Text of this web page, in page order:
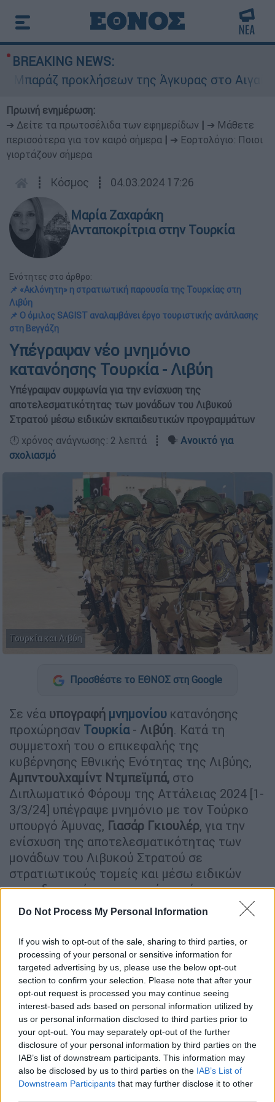
Do Not Process My Personal Information
If you wish to opt-out of the sale, sharing to third parties, or
processing of your personal or sensitive information for
targeted advertising by us, please use the below opt-out
section to confirm your selection. Please note that after your
opt-out request is processed you may continue seeing
interest-based ads based on personal information utilized by
us or personal information disclosed to third parties prior to
your opt-out. You may separately opt-out of the further
disclosure of your personal information by third parties on the
IAB’s list of downstream participants. This information may
also be disclosed by us to third parties on the IAB’s List of
Downstream Participants that may further disclose it to other
BREAKING NEWS:
προκλήσεων της Άγκυρας στο Αιγαίο:
Πρωινή ενημέρωση:
➔ Δείτε τα πρωτοσέλιδα των εφημερίδων
➔ Μάθετε
περισσότερα για τον καιρό σήμερα
➔ Εορτολόγιο: Ποιοι
γιορτάζουν σήμερα
┋ Κόσμος ┋ 04.03.2024 17:26
Μαρία Ζαχαράκη
Ανταποκρίτρια στην Τουρκία
Ενότητες στο άρθρο:
📌 «Ακλόνητη» η στρατιωτική παρουσία της Τουρκίας στη
Λιβύη
📌 Ο όμιλος SAGIST αναλαμβάνει έργο τουριστικής ανάπλασης
στη Βεγγάζη
Υπέγραψαν νέο μνημόνιο
κατανόησης Τουρκία - Λιβύη
Υπέγραψαν συμφωνία για την ενίσχυση της
αποτελεσματικότητας των μονάδων του Λιβυκού
Στρατού μέσω ειδικών εκπαιδευτικών προγραμμάτων
🕛 χρόνος ανάγνωσης: 2 λεπτά ┋ 🗣️ Ανοικτό για
σχολιασμό
Τουρκία και Λιβύη
Προσθέστε το ΕΘΝΟΣ στη Google
Σε νέα υπογραφή μνημονίου κατανόησης
προχώρησαν Τουρκία - Λιβύη. Κατά τη
συμμετοχή του ο επικεφαλής της
κυβέρνησης Εθνικής Ενότητας της Λιβύης,
Αμπντουλχαμίντ Ντμπεϊμπά, στο
Διπλωματικό Φόρουμ της Αττάλειας 2024 [1-
3/3/24] υπέγραψε μνημόνιο με τον Τούρκο
υπουργό Άμυνας, Γιασάρ Γκιουλέρ, για την
ενίσχυση της αποτελεσματικότητας των
μονάδων του Λιβυκού Στρατού σε
στρατιωτικούς τομείς και μέσω ειδικών
εκπαιδευτικών προγραμμάτων, όπως
ανέφερε ο
Libya Observer.
δεν κατεγράφη καθόλου από τατουρκικά
ΜΜΕ.
ΔΙΑΒΑΣΤΕ ΕΠΙΣΗΣ
Κόσμος|04.03.2024 17:14
Οι Αμερικανοί μισθοφόροι Amentum
στη Λιβύη